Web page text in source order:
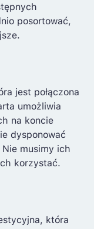
posortować,
jest połączona
umożliwia
na koncie
dysponować
musimy ich
korzystać.
która